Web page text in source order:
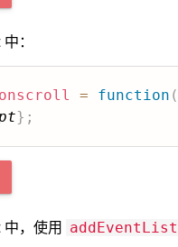
：
onscroll = function (
} ;
中，使用